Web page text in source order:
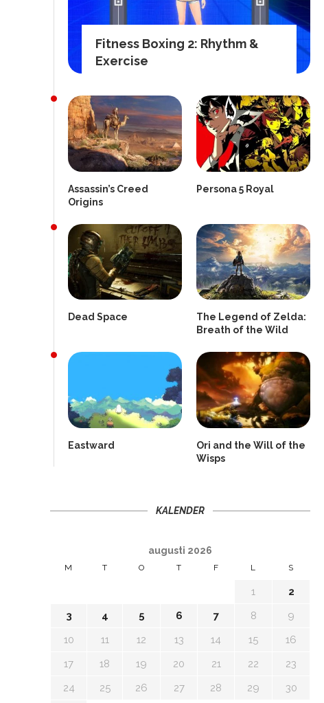
Fitness Boxing 2: Rhythm &
Exercise
Assassin’s Creed
Origins
Persona 5 Royal
Dead Space
The Legend of Zelda:
Breath of the Wild
Eastward
Ori and the Will of the
Wisps
KALENDER
augusti 2026
M T O T F L S
1
2
3
4 5 6 7 8
9
10
11 12 13 14 15
16
17
18 19 20 21 22
23
24
25 26 27 28 29
30